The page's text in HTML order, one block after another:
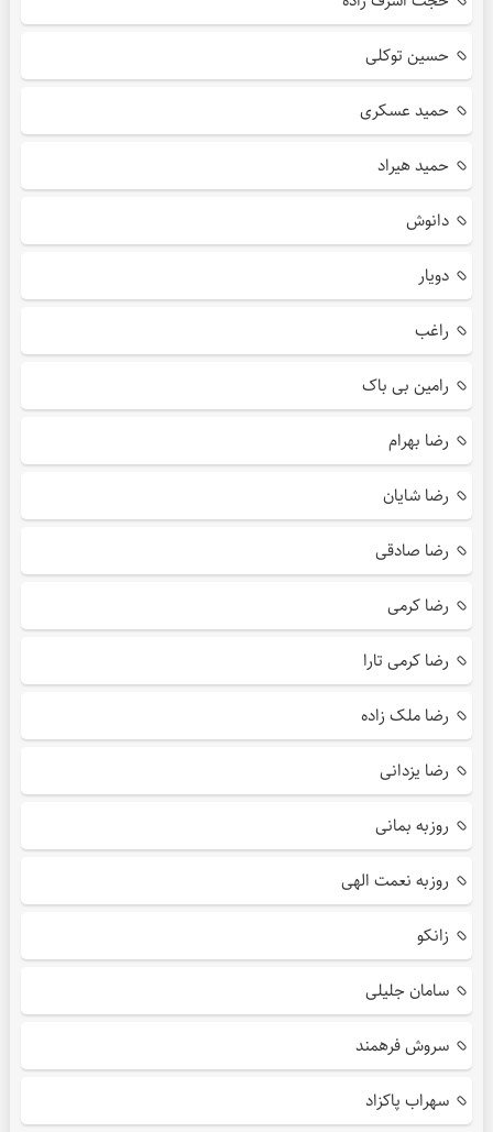
حسین توکلی
حمید عسکری
حمید هیراد
دانوش
دویار
راغب
رامین بی باک
رضا بهرام
رضا شایان
رضا صادقی
رضا کرمی
رضا کرمی تارا
رضا ملک زاده
رضا یزدانی
روزبه بمانی
روزبه نعمت الهی
زانکو
سامان جلیلی
سروش فرهمند
سهراب پاکزاد